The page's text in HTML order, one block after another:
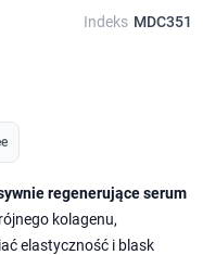
Indeks MDC351
regenerujące serum
kolagenu,
elastyczność i blask